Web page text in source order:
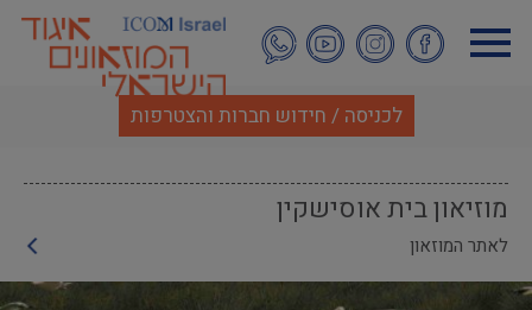
לתוכן
העיקרי
לכניסה / חידוש חברות והצטרפות
מוזיאון בית אוסישקין
לאתר המוזאון